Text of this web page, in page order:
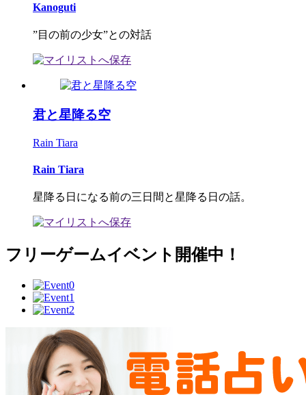
Kanoguti
”目の前の少女”との対話
君と星降る空
Rain Tiara
Rain Tiara
星降る日になる前の三日間と星降る日の話。
フリーゲームイベント開催中！